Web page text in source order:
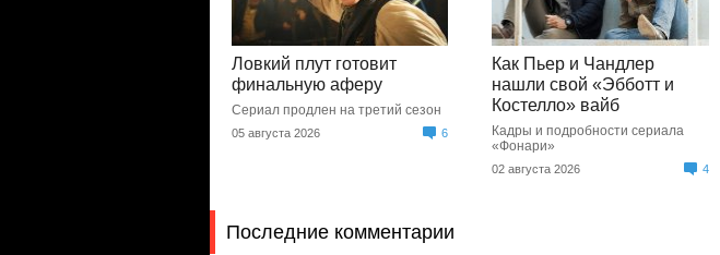
Ловкий плут готовит
финальную аферу
Сериал продлен на третий сезон
05 августа 2026 6
Как Пьер и Чандлер
нашли свой «Эбботт и
Костелло» вайб
Кадры и подробности сериала
«Фонари»
02 августа 2026 4
Последние комментарии